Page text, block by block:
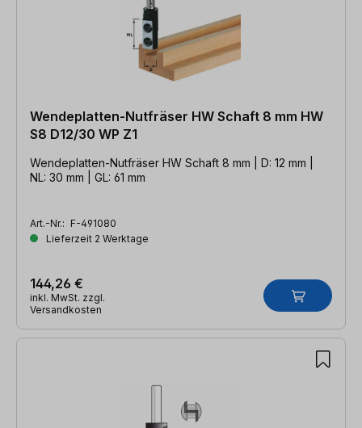
Wendeplatten-Nutfräser HW Schaft 8 mm HW
S8 D12/30 WP Z1
Wendeplatten-Nutfräser HW Schaft 8 mm | D: 12 mm |
NL: 30 mm | GL: 61 mm
Art.-Nr.: F-491080
Lieferzeit 2 Werktage
144,26 €
inkl. MwSt. zzgl.
Versandkosten